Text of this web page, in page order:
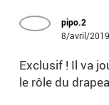
pipo.2
8/avril/
Exclusif ! Il va
le rôle du